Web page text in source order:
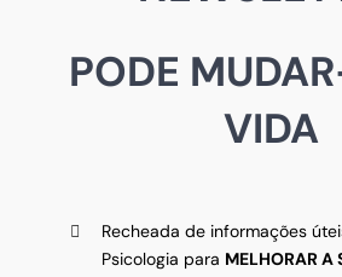
PODE
VIDA
Recheada de informações
Psicologia para MELHORAR A